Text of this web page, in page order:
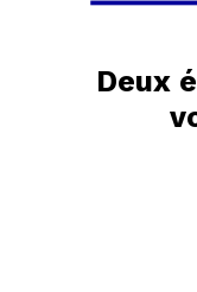
Deux